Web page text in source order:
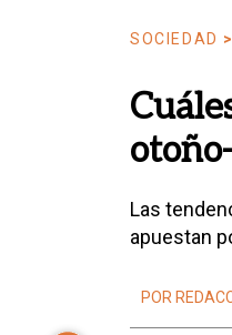
SOCIEDAD
Las
apuestan
POR